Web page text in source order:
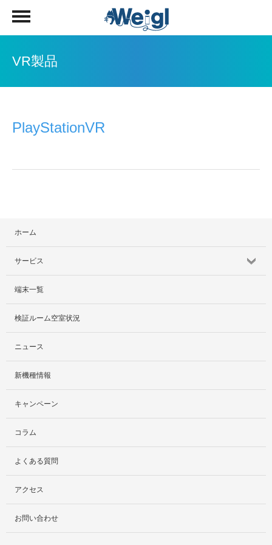
VR製品
PlayStationVR
ホーム
サービス
サービス紹介
社外貸出プラン
検証ルーム
料金プラン
レンタルルームプラン
お手軽検証パック
端末一覧
検証ルーム空室状況
ニュース
新機種情報
キャンペーン
コラム
よくある質問
アクセス
お問い合わせ